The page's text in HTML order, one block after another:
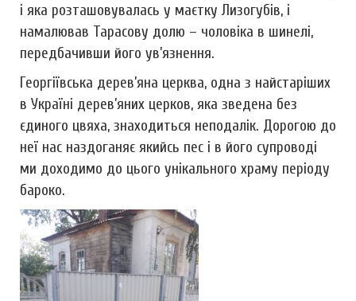
і яка розташовувалась у маєтку Лизогубів, і
намалював Тарасову долю – чоловіка в шинелі,
передбачивши його ув’язнення.
Георгіївська дерев’яна церква, одна з найстаріших
в Україні дерев’яних церков, яка зведена без
єдиного цвяха, знаходиться неподалік. Дорогою до
неї нас наздоганяє якийсь пес і в його супроводі
ми доходимо до цього унікального храму періоду
бароко.